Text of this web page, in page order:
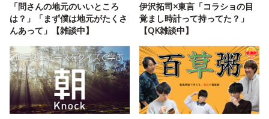
「問さんの地元のいいところ
は？」「まず僕は地元がたくさ
んあって」【雑談中】
伊沢拓司×東言「コラショの目
覚まし時計って持ってた？」
【QK雑談中】